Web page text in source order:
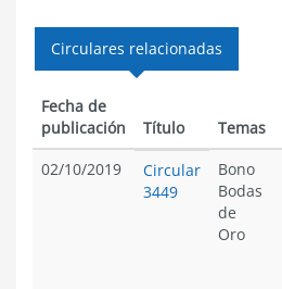
Circulares relacionadas
Fecha de
publicación
Título Temas
02/10/2019
Circular
3449
Bono
Bodas
de
Oro